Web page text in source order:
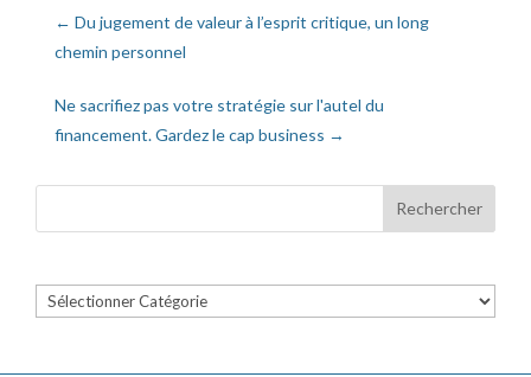
← Du jugement de valeur à l’esprit critique, un long
chemin personnel
Ne sacrifiez pas votre stratégie sur l'autel du
financement. Gardez le cap business →
Catégories